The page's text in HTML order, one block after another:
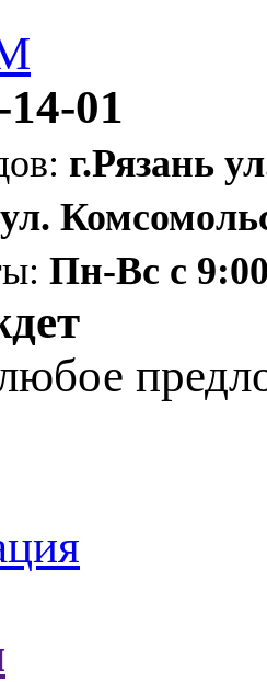
14-01
г.Рязань
Пн-Вс с